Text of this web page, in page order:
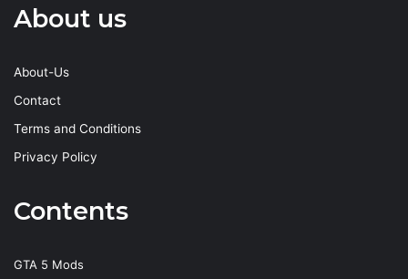
About us
About-Us
Contact
Terms and Conditions
Privacy Policy
Contents
GTA 5 Mods